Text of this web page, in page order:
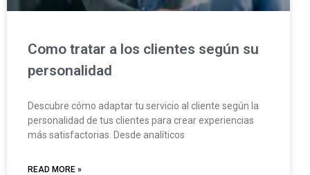
Como tratar a los clientes según su
personalidad
Descubre cómo adaptar tu servicio al cliente según la
personalidad de tus clientes para crear experiencias
más satisfactorias. Desde analíticos
READ MORE »